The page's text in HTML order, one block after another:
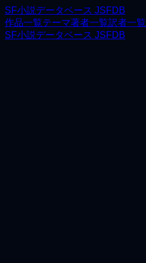
SF小説データベース JSFDB
作品一覧テーマ著者一覧訳者一覧
SF小説データベース JSFDB